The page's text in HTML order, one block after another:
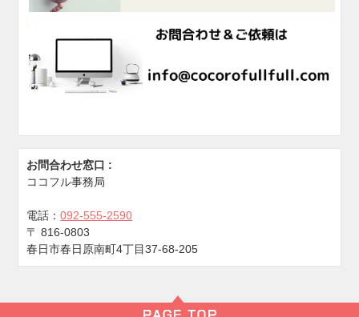
お問合わせ窓口 :
ココフル事務局
電話：092-555-2590
〒816-0803
春日市春日原南町4丁目37-68-205